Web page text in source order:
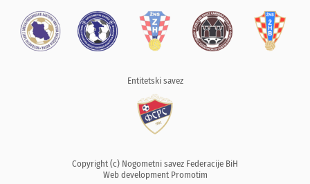
Entitetski savez
Copyright (c) Nogometni savez Federacije BiH
Web development Promotim